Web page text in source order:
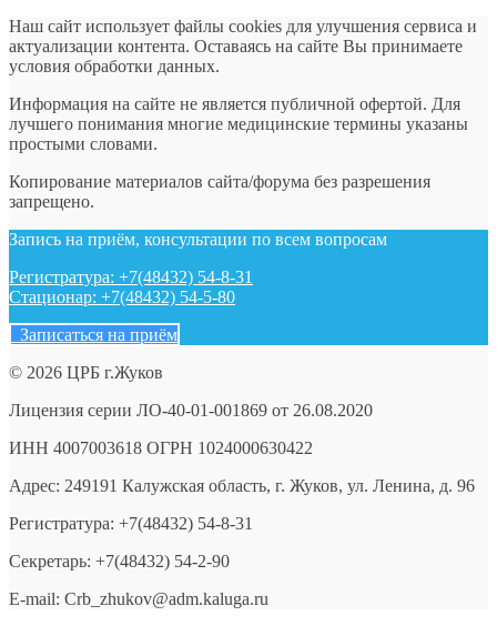
Наш сайт использует файлы cookies для улучшения сервиса и
актуализации контента. Оставаясь на сайте Вы принимаете
условия обработки данных.
Информация на сайте не является публичной офертой. Для
лучшего понимания многие медицинские термины указаны
простыми словами.
Копирование материалов сайта/форума без разрешения
запрещено.
Запись на приём, консультации по всем вопросам
Регистратура: +7(48432) 54-8-31
Стационар: +7(48432) 54-5-80
Записаться на приём
© 2026 ЦРБ г.Жуков
Лицензия серии ЛО-40-01-001869 от 26.08.2020
ИНН 4007003618 ОГРН 1024000630422
Адрес: 249191 Калужская область, г. Жуков, ул. Ленина, д. 96
Регистратура: +7(48432) 54-8-31
Секретарь: +7(48432) 54-2-90
E-mail: Crb_zhukov@adm.kaluga.ru